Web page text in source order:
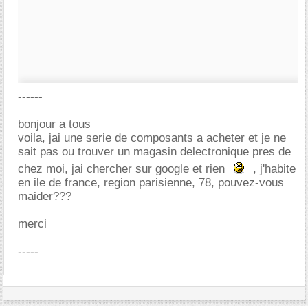
------
bonjour a tous
voila, jai une serie de composants a acheter et je ne
sait pas ou trouver un magasin delectronique pres de
chez moi, jai chercher sur google et rien
, j'habite
en ile de france, region parisienne, 78, pouvez-vous
maider???
merci
-----